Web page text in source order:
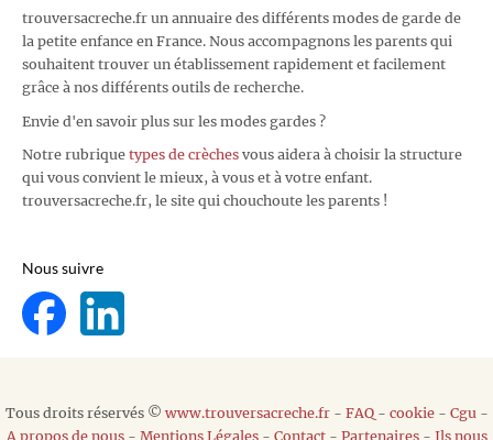
trouversacreche.fr un annuaire des différents modes de garde de
la petite enfance en France. Nous accompagnons les parents qui
souhaitent trouver un établissement rapidement et facilement
grâce à nos différents outils de recherche.
Envie d'en savoir plus sur les modes gardes ?
Notre rubrique types de crèches vous aidera à choisir la structure
qui vous convient le mieux, à vous et à votre enfant.
trouversacreche.fr, le site qui chouchoute les parents !
Nous suivre
Tous droits réservés © www.trouversacreche.fr- FAQ- cookie- Cgu -
A propos de nous- Mentions Légales- Contact- Partenaires- Ils nous